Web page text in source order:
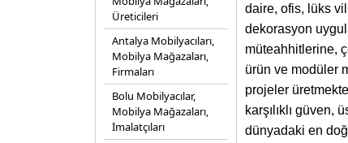
Üreticileri
Antalya Mobilyacıları,
Mobilya Mağazaları,
Firmaları
Bolu Mobilyacılar,
Mobilya Mağazaları,
İmalatçıları
daire, ofis, lüks
dekorasyon
müteahhitlerine,
ürün ve modüler
projeler
karşılıklı
dünyadaki en